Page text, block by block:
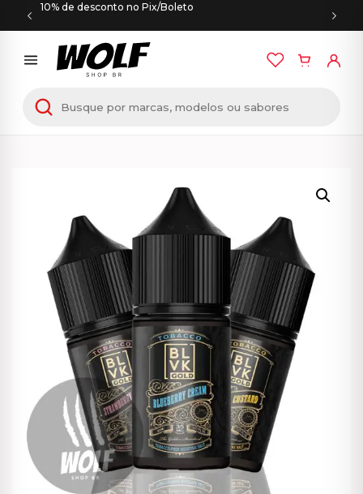
10% de desconto no Pix/Boleto
Início/ E-LÍQUIDOS/NIC SALT/ Líquido BLVK Gold –